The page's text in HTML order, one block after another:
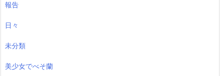
報告
日々
未分類
美少女でべそ蘭